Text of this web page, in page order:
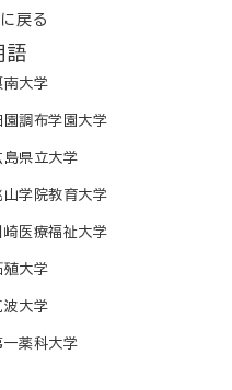
戻る
語
南大学
園調布学園大学
島県立大学
山学院教育大学
崎医療福祉大学
殖大学
波大学
一薬科大学